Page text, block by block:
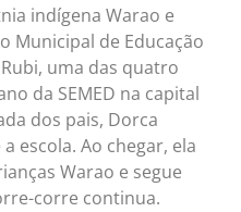
indígena Warao e
Municipal de Educação
uma das quatro
da SEMED na capital
dos pais, Dorca
escola. Ao chegar, ela
Warao e segue
corre continua.